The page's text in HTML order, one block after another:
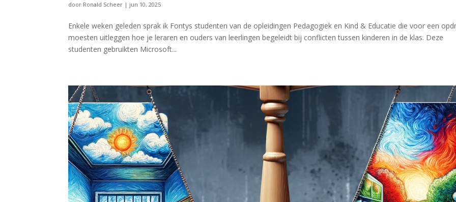
door Ronald Scheer | jun 10, 2025
Enkele weken geleden sprak ik Fontys studenten van de opleidingen Pedagogiek en Kind & Educatie die voor een
moesten uitleggen hoe je leraren en ouders van leerlingen begeleidt bij conflicten tussen kinderen in de klas. Deze
studenten gebruikten Microsoft...